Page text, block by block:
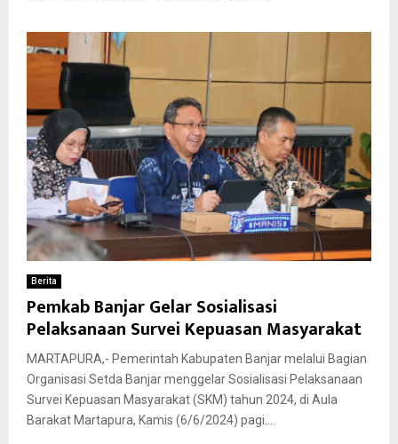
Berita
Pemkab Banjar Gelar Sosialisasi
Pelaksanaan Survei Kepuasan Masyarakat
MARTAPURA,- Pemerintah Kabupaten Banjar melalui Bagian
Organisasi Setda Banjar menggelar Sosialisasi Pelaksanaan
Survei Kepuasan Masyarakat (SKM) tahun 2024, di Aula
Barakat Martapura, Kamis (6/6/2024) pagi....